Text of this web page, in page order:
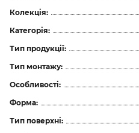
Колекція:
Категорія:
Тип продукції:
Тип монтажу:
Особливості:
Форма:
Тип поверхні: